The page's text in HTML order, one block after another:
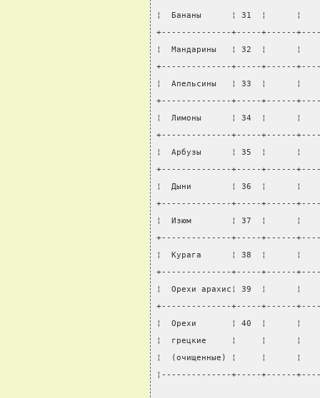
¦  Бананы      ¦ 31  ¦
+--------------+-----+------
¦  Мандарины   ¦ 32  ¦
+--------------+-----+------
¦  Апельсины   ¦ 33  ¦
+--------------+-----+------
¦  Лимоны      ¦ 34  ¦
+--------------+-----+------
¦  Арбузы      ¦ 35  ¦
+--------------+-----+------
¦  Дыни        ¦ 36  ¦
+--------------+-----+------
¦  Изюм        ¦ 37  ¦
+--------------+-----+------
¦  Курага      ¦ 38  ¦
+--------------+-----+------
¦  Орехи арахис¦ 39  ¦
+--------------+-----+------
¦  Орехи       ¦ 40  ¦
¦  грецкие     ¦     ¦
¦  (очищенные) ¦     ¦
¦--------------+-----+------